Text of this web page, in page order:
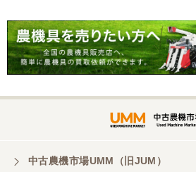
山梨県／
迅速丁寧にご対応くださいま
です。
中古農機市場UMM（旧JUM）